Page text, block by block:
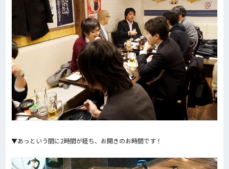
▼あっという間に2時間が経ち、お開きのお時間です！